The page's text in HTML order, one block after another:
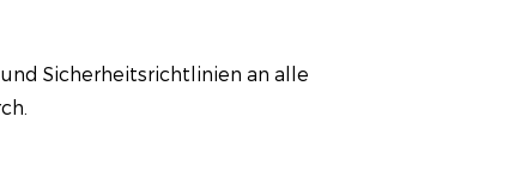
Sicherheitsrichtlinien an alle